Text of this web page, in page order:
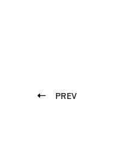
Privacy policy
PREV